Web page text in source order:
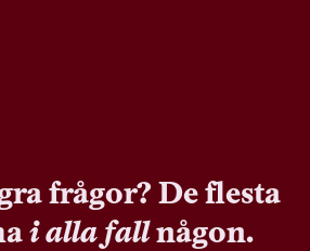
frågor? De flesta
i alla fallnågon.